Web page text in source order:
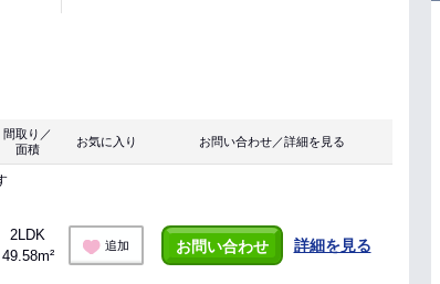
間取り／
面積
お気に入り お問い合わせ／詳細を見る
2LDK
49.58m²
追加 お問い合わせ 詳細を見る